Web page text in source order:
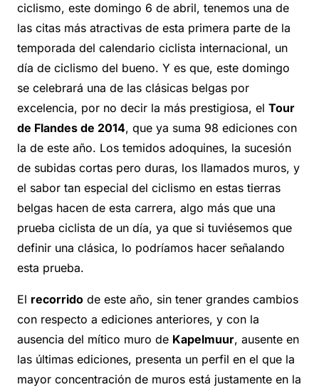
ciclismo, este domingo 6 de abril, tenemos una de
las citas más atractivas de esta primera parte de la
temporada del calendario ciclista internacional, un
día de ciclismo del bueno. Y es que, este domingo
se celebrará una de las clásicas belgas por
excelencia, por no decir la más prestigiosa, el Tour
de Flandes de 2014, que ya suma 98 ediciones con
la de este año. Los temidos adoquines, la sucesión
de subidas cortas pero duras, los llamados muros, y
el sabor tan especial del ciclismo en estas tierras
belgas hacen de esta carrera, algo más que una
prueba ciclista de un día, ya que si tuviésemos que
definir una clásica, lo podríamos hacer señalando
esta prueba.
El recorrido de este año, sin tener grandes cambios
con respecto a ediciones anteriores, y con la
ausencia del mítico muro de Kapelmuur, ausente en
las últimas ediciones, presenta un perfil en el que la
mayor concentración de muros está justamente en la